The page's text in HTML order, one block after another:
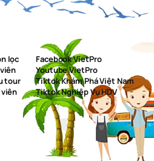
lọc
tour
Facebook VietPro
Youtube VietPro
Tiktok Khám Phá Việt Nam
Tiktok Nghiệp Vụ HDV